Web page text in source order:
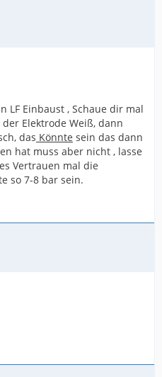
LF Einbaust , Schaue dir mal
Elektrode Weiß, dann
das Könnte sein das dann
hat muss aber nicht , lasse
Vertrauen mal die
so 7-8 bar sein.